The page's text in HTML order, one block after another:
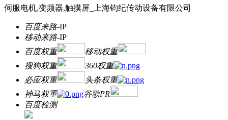
伺服电机,变频器,触摸屏_上海钧纪传动设备有限公司
百度来路-IP
移动来路-IP
百度权重
移动权重
搜狗权重
360权重
必应权重
头条权重
神马权重
谷歌PR
百度检测